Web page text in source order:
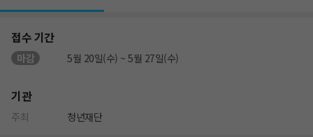
접수 기간
마감 5월 20일(수) ~ 5월 27일(수)
기관
주최 청년재단